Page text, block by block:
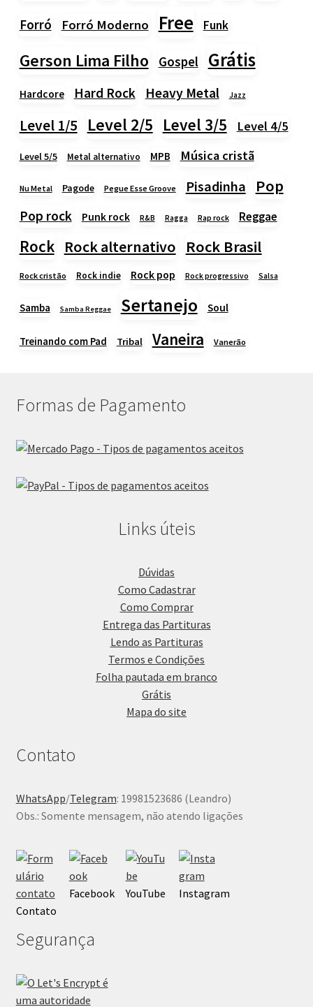
Forró Forró Moderno Free Funk
Gerson Lima Filho Gospel Grátis
Hardcore Hard Rock Heavy Metal Jazz
Level 1/5 Level 2/5 Level 3/5 Level 4/5
Level 5/5 Metal alternativo MPB Música cristã
Nu Metal Pagode Pegue Esse Groove Pisadinha Pop
Pop rock Punk rock R&B Ragga Rap rock Reggae
Rock Rock alternativo Rock Brasil
Rock cristão Rock indie Rock pop Rock progressivo Salsa
Samba Samba Reggae Sertanejo Soul
Treinando com Pad Tribal Vaneira Vanerão
Formas de Pagamento
Links úteis
Dúvidas
Como Cadastrar
Como Comprar
Entrega das Partituras
Lendo as Partituras
Termos e Condições
Folha pautada em branco
Grátis
Mapa do site
Contato
WhatsApp/Telegram: 19981523686 (Leandro)
Obs.: Somente mensagem, não atendo ligações
Contato
Facebook YouTube Instagram
Segurança